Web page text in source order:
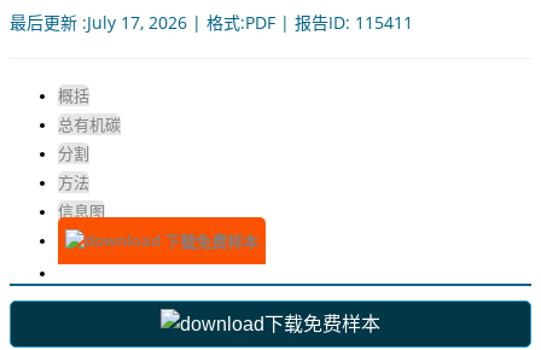
最后更新 :July 17, 2026 | 格式:PDF | 报告ID: 115411
概括
总有机碳
分割
方法
信息图
下载免费样本
下载免费样本